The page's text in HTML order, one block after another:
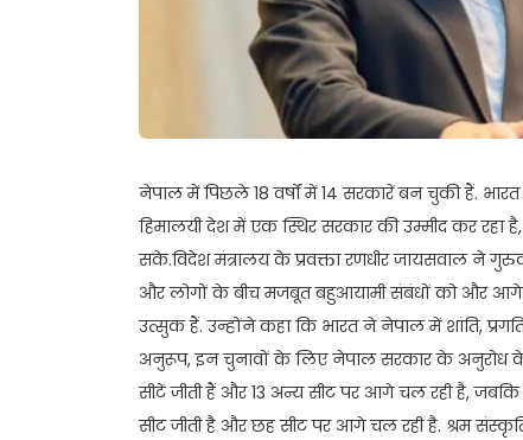
नेपाल में पिछले 18 वर्षों में 14 सरकारें बन चुकी हैं.
हिमालयी देश में एक स्थिर सरकार की उम्मीद कर रहा
सके.विदेश मंत्रालय के प्रवक्ता रणधीर जायसवाल ने
और लोगों के बीच मजबूत बहुआयामी संबंधों को और
उत्सुक हैं. उन्होंने कहा कि भारत ने नेपाल में शांति,
अनुरूप, इन चुनावों के लिए नेपाल सरकार के अनुरोध के
सीटें जीती हैं और 13 अन्य सीट पर आगे चल रही है,
सीट जीती है और छह सीट पर आगे चल रही है. श्रम